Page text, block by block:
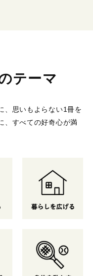
テーマ
、思いもよらない1冊を
、すべての好奇心が満